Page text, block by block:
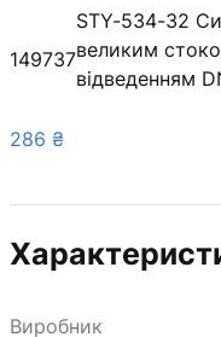
149737
STY-534-32
великим
відведенням
286 ₴
Виробник